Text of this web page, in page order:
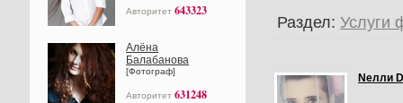
Авторитет 643323
Алёна
Балабанова
[Фотограф]
Авторитет 631248
Раздел: Услуги
Nелли